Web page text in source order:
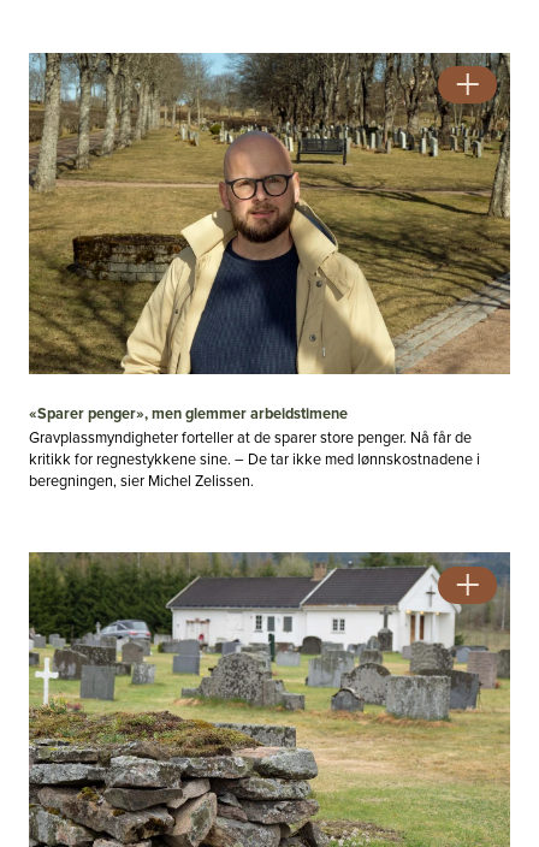
«Sparer penger», men glemmer arbeidstimene
Gravplassmyndigheter forteller at de sparer store penger. Nå får de
kritikk for regnestykkene sine. – De tar ikke med lønnskostnadene i
beregningen, sier Michel Zelissen.